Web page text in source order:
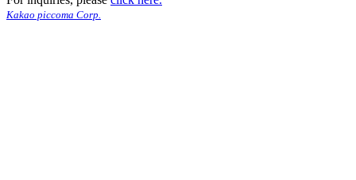
Kakao piccoma Corp.